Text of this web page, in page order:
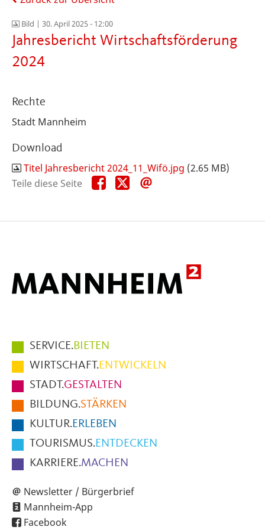
Bild | 30. April 2025 - 12:00
Jahresbericht Wirtschaftsförderung
2024
Rechte
Stadt Mannheim
Download
Titel Jahresbericht 2024_11_Wifö.jpg (2.65 MB)
Teile diese Seite
Teile
diese
Teile
diese
Hauptmenüpunkte
im
Fußbereich
der
Seite
SERVICE.BIETEN
WIRTSCHAFT.ENTWICKELN
STADT.GESTALTEN
BILDUNG.STÄRKEN
KULTUR.ERLEBEN
TOURISMUS.ENTDECKEN
KARRIERE.MACHEN
Newsletter / Bürgerbrief
Mannheim-App
Facebook